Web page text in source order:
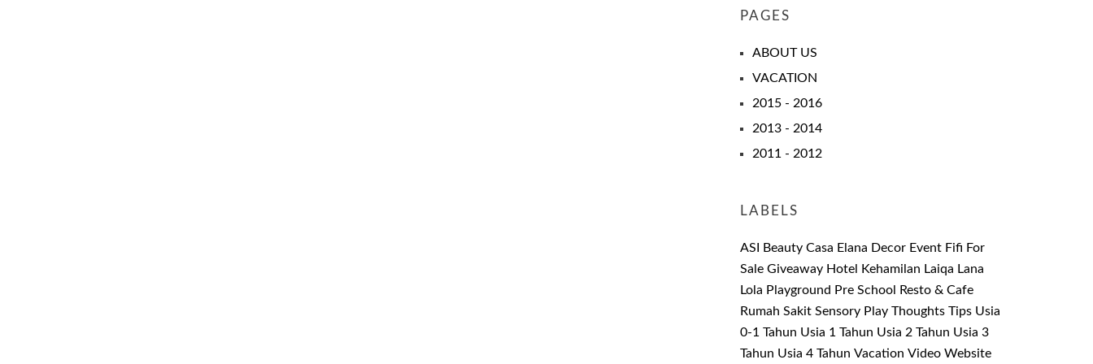
PAGES
ABOUT US
VACATION
2015 - 2016
2013 - 2014
2011 - 2012
LABELS
ASI BeautyCasa Elana Decor Event Fifi For
SaleGiveaway Hotel Kehamilan Laiqa Lana
Lola Playground Pre School
Resto & Cafe
Rumah SakitSensory PlayThoughtsTips Usia
0-1 Tahun Usia 1 Tahun Usia 2 Tahun Usia 3
Tahun Usia 4 TahunVacationVideoWebsite